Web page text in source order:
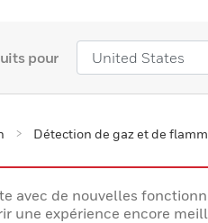
pour
Détection de gaz et de
avec de nouvelles
une expérience encore